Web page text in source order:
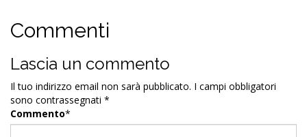
Commenti
Lascia un commento
Il tuo indirizzo email non sarà pubblicato. I campi obbligatori
sono contrassegnati *
Commento*